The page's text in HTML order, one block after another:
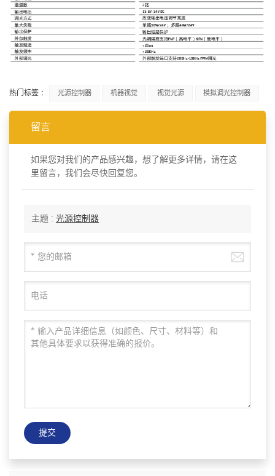
热门标签 : 光源控制器 机器视觉 视觉光源 模拟调光控制器
留言
如果您对我们的产品感兴趣，想了解更多详情，请在这
里留言，我们会尽快回复您。
主题 : 光源控制器
提交